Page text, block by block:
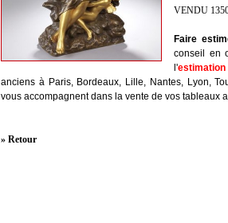
VENDU
Faire
conseil en
l'
anciens à Paris, Bordeaux, Lille, Nantes, Lyon,
vous accompagnent dans la vente de vos tableaux
» Retour